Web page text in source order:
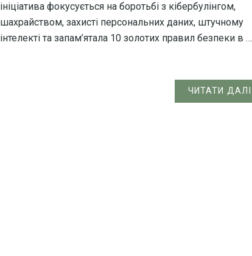
ініціатива фокусується на боротьбі з кібербулінгом,
шахрайством, захисті персональних даних, штучному
інтелекті та запам’ятала 10 золотих правил безпеки в …
ЧИТАТИ ДАЛІ